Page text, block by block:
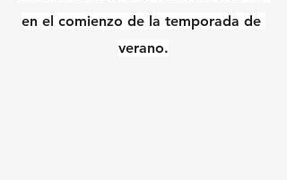
en el comienzo de la temporada de
verano.